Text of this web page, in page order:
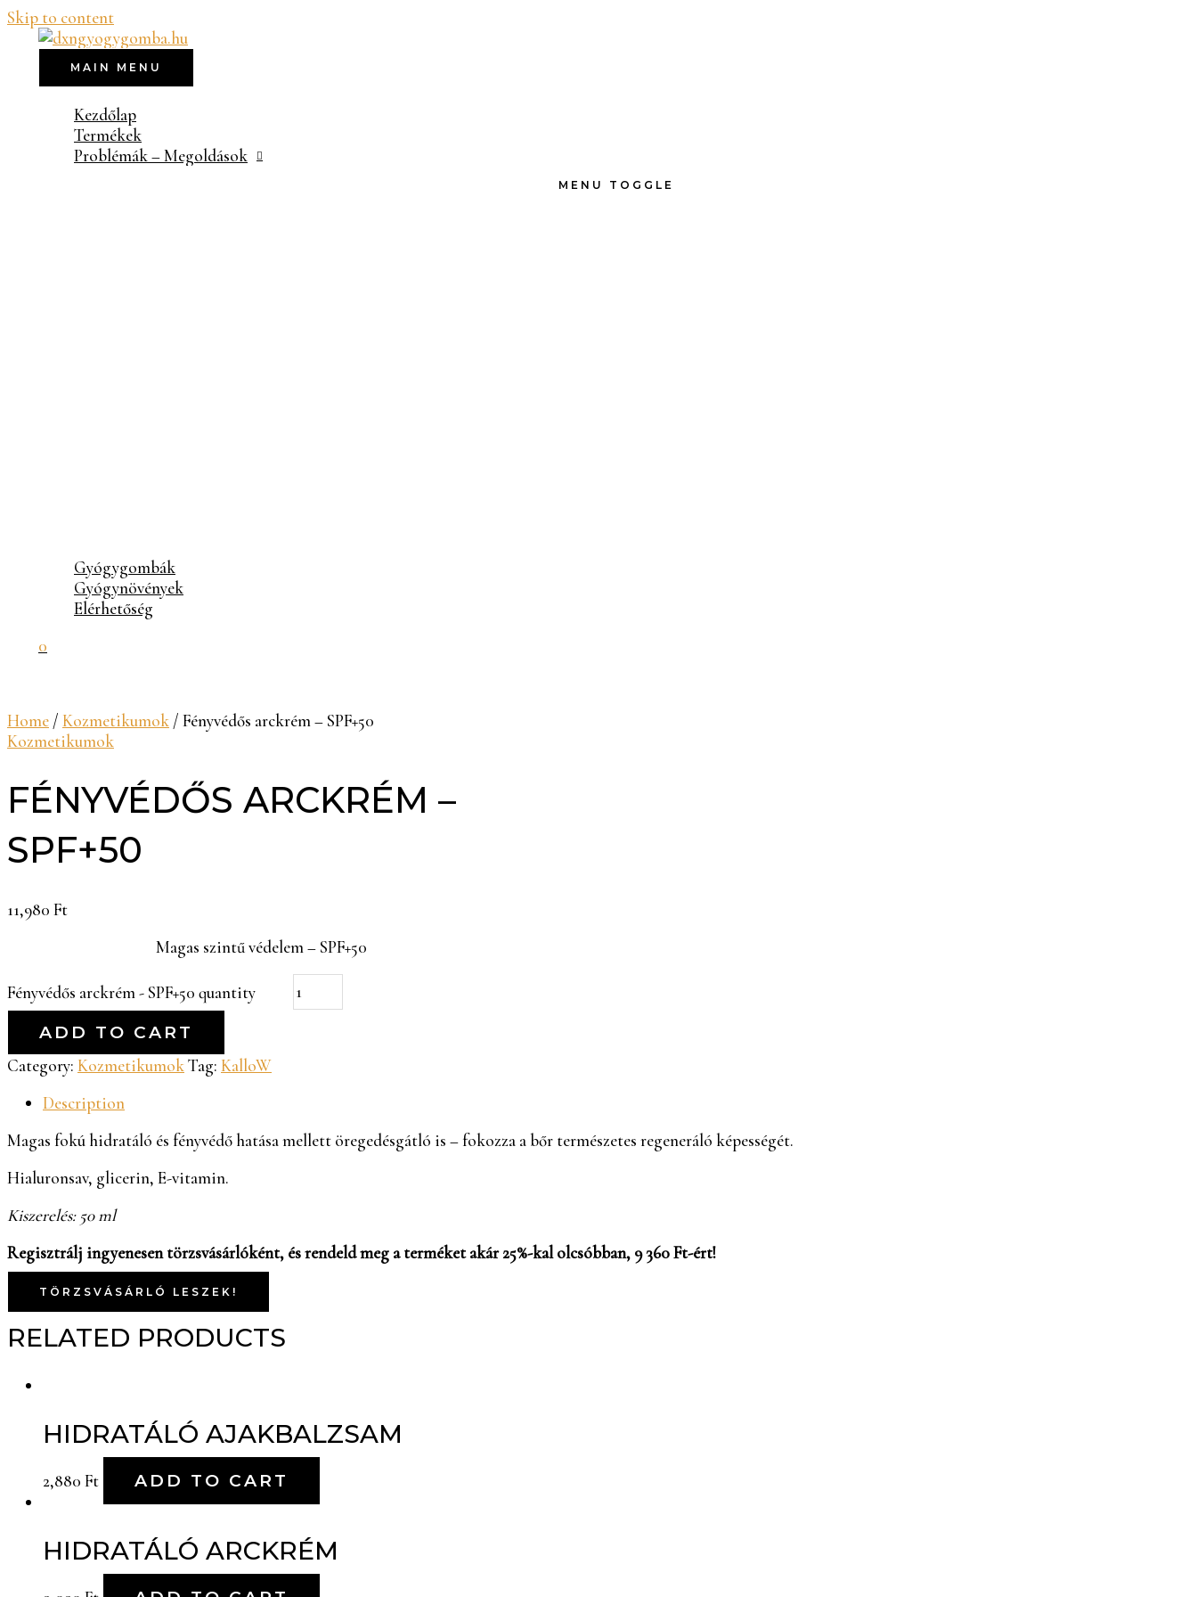
Skip to content
MAIN MENU
Kezdőlap
Termékek
Problémák – Megoldások
MENU TOGGLE
Gyógygombák
Gyógynövények
Elérhetőség
0
Home / Kozmetikumok / Fényvédős arckrém – SPF+50
Kozmetikumok
FÉNYVÉDŐS ARCKRÉM –
SPF+50
11,980 Ft
Magas szintű védelem – SPF+50
Fényvédős arckrém - SPF+50 quantity
ADD TO CART
Category: KozmetikumokTag: KalloW
Description
Magas fokú hidratáló és fényvédő hatása mellett öregedésgátló is – fokozza a bőr természetes regeneráló képességét.
Hialuronsav, glicerin, E-vitamin.
Kiszerelés: 50 ml
Regisztrálj ingyenesen törzsvásárlóként, és rendeld meg a terméket akár 25%-kal olcsóbban, 9 360 Ft-ért!
TÖRZSVÁSÁRLÓ LESZEK!
RELATED PRODUCTS
HIDRATÁLÓ AJAKBALZSAM
2,880 Ft ADD TO CART
HIDRATÁLÓ ARCKRÉM